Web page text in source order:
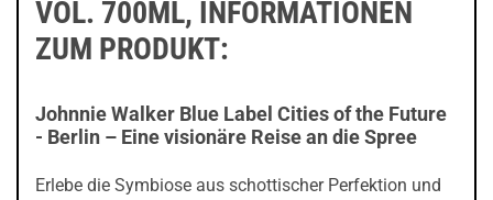
VOL. 700ML, INFORMATIONEN
ZUM PRODUKT:
Johnnie Walker Blue Label Cities of the Future
- Berlin – Eine visionäre Reise an die Spree
Erlebe die Symbiose aus schottischer Perfektion und